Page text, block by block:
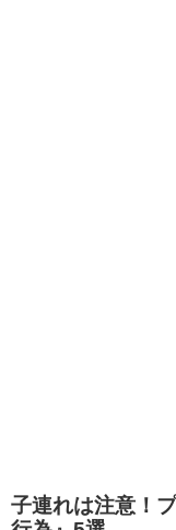
子連れは注意！